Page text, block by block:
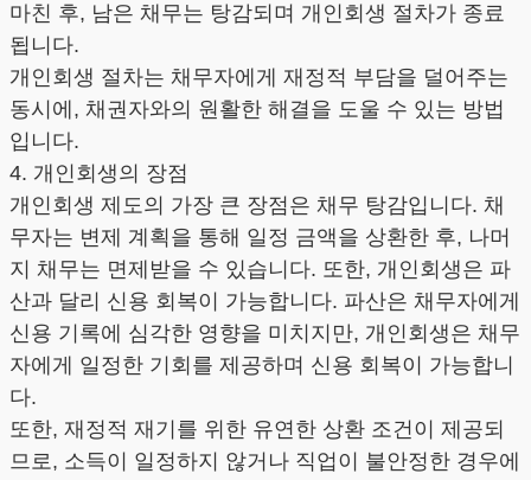
마친 후, 남은 채무는 탕감되며 개인회생 절차가 종료
됩니다.
개인회생 절차는 채무자에게 재정적 부담을 덜어주는
동시에, 채권자와의 원활한 해결을 도울 수 있는 방법
입니다.
4. 개인회생의 장점
개인회생 제도의 가장 큰 장점은 채무 탕감입니다. 채
무자는 변제 계획을 통해 일정 금액을 상환한 후, 나머
지 채무는 면제받을 수 있습니다. 또한, 개인회생은 파
산과 달리 신용 회복이 가능합니다. 파산은 채무자에게
신용 기록에 심각한 영향을 미치지만, 개인회생은 채무
자에게 일정한 기회를 제공하며 신용 회복이 가능합니
다.
또한, 재정적 재기를 위한 유연한 상환 조건이 제공되
므로, 소득이 일정하지 않거나 직업이 불안정한 경우에